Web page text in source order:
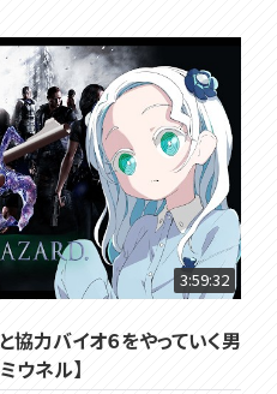
3:59:32
協力バイオ６をやっていく男
ウネル】